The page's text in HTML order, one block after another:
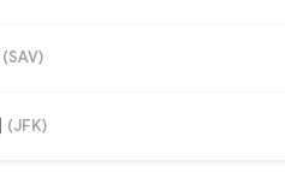
(SAV)
(JFK)